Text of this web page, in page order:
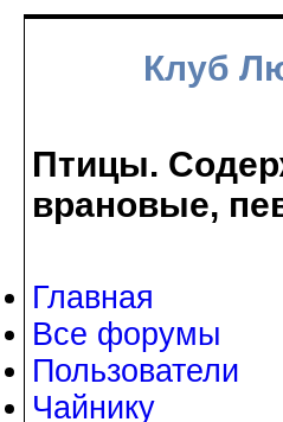
Клуб
Птицы.
врановые,
Главная
Все форумы
Пользователи
Чайнику